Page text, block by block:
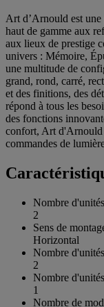
Art d’Arnould est une
haut de gamme aux
aux lieux de prestige
univers : Mémoire,
une multitude de
grand, rond, carré,
et des finitions, des
répond à tous les
des fonctions
confort, Art d'Arnould
commandes de
Nombre d'unités
2
Sens de
Horizontal
Nombre
2
Nombre
1
Nombre de